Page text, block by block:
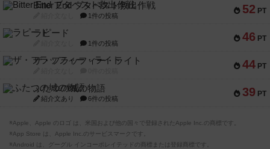
52 PT
Bitter End ブタペスト救出作戦
1件の投稿
46 PT
ラピード
1件の投稿
44 PT
ザ・フラッフィー・ライト
39 PT
ふたつの城の物語
紹介文あり 6件の投稿
※Apple、Apple のロゴ は、米国および他の国々で登録されたApple Inc.の商標です。
※App Store は、Apple Inc.のサービスマークです。
※Android は、グーグル インコーポレイテッドの商標または登録商標です。